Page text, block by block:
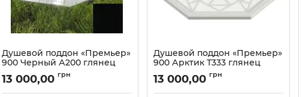
Душевой поддон «Премьер»
900 Черный А200 глянец
Артикул:129A200
13 000,00 грн
Душевой поддон «Премьер»
900 Арктик Т333 глянец
Артикул:129T333
13 000,00 грн